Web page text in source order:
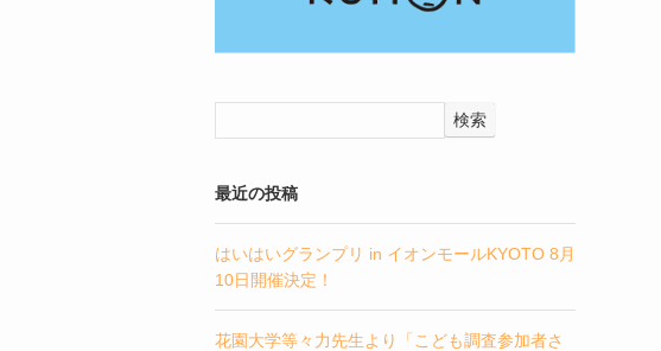
検索
最近の投稿
はいはいグランプリ in イオンモールKYOTO 8月
10日開催決定！
花園大学等々力先生より「こども調査参加者さ